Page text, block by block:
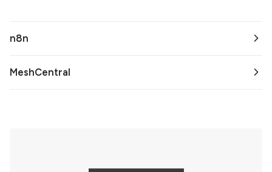
n8n
MeshCentral